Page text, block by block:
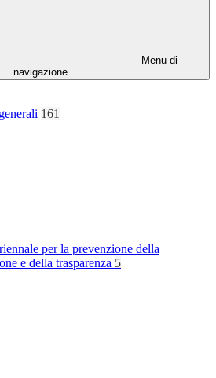
Menu di
navigazione
161
per la prevenzione della
e della trasparenza 5